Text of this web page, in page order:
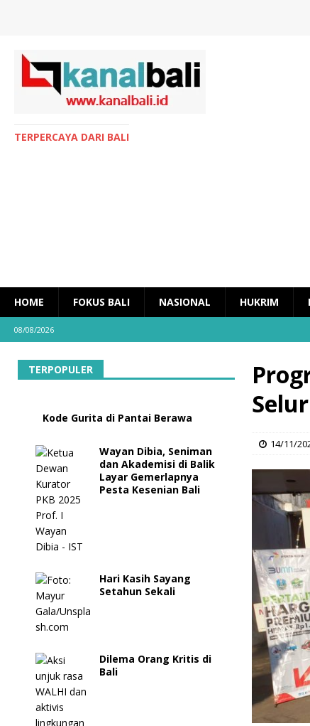
TERPERCAYA DARI BALI
HOME FOKUS BALI NASIONAL HUKRIM
08/08/2026
14/11/
TERPOPULER
Kode Gurita di Pantai Berawa
Wayan Dibia, Seniman
dan Akademisi di Balik
Layar Gemerlapnya
Pesta Kesenian Bali
Hari Kasih Sayang
Setahun Sekali
Dilema Orang Kritis di
Bali